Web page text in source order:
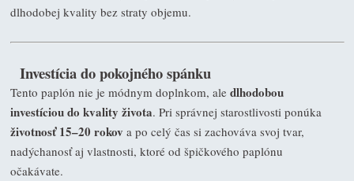
dlhodobej kvality bez straty objemu.
Investícia do pokojného spánku
Tento paplón nie je módnym doplnkom, ale dlhodobou
investíciou do kvality života. Pri správnej starostlivosti ponúka
životnosť 15–20 rokov a po celý čas si zachováva svoj tvar,
nadýchanosť aj vlastnosti, ktoré od špičkového paplónu
očakávate.